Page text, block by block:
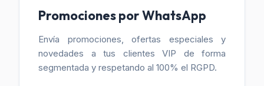
Promociones por WhatsApp
Envía promociones, ofertas especiales y
novedades a tus clientes VIP de forma
segmentada y respetando al 100% el RGPD.